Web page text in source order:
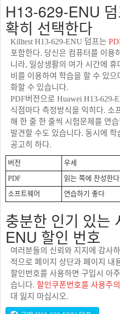
H13-629-ENU
확히 선택한다
Killtest H13-629-ENU 덤프는
포함한다. 당신은 컴퓨터를 이용
니라, 일상생활의 여가 시간에
비를 이용하여 학습을 할 수 있으
화할 수 있습니다.
PDF버전으로 Huawei H13-629-
식점마다 측정방식을 익히다. 소
해 한 줄 한 줄씩 시험문제를 연
발견할 수도 있습니다. 동시에
공고히 하다.
버전 우세
PDF 읽는 쪽에 찬성한다
소프트웨어 연습하기 좋다
충분한 인기 있는
ENU 할인 번호
여러분들의 신뢰와 지지에 감사
적으로 페이지 상단과 페이지 내
할인번호를 사용하면 구입시 아
습니다. 할인쿠폰번호를 사용주의
대 잃지 마십시오.